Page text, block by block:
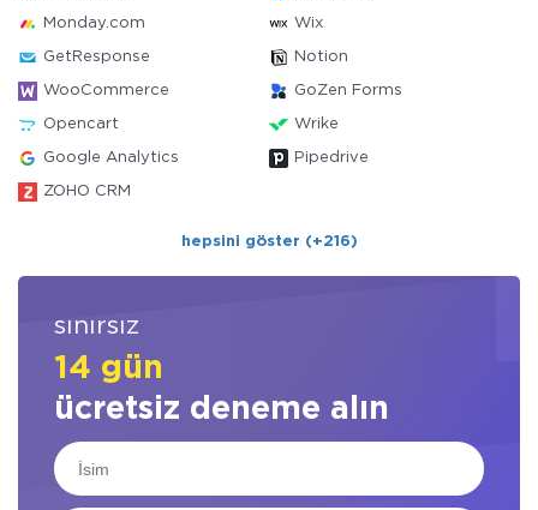
Monday.com Wix
GetResponse Notion
WooCommerce GoZen Forms
Opencart Wrike
Google Analytics Pipedrive
ZOHO CRM
hepsini göster (+216)
sınırsız
14 gün
ücretsiz deneme alın